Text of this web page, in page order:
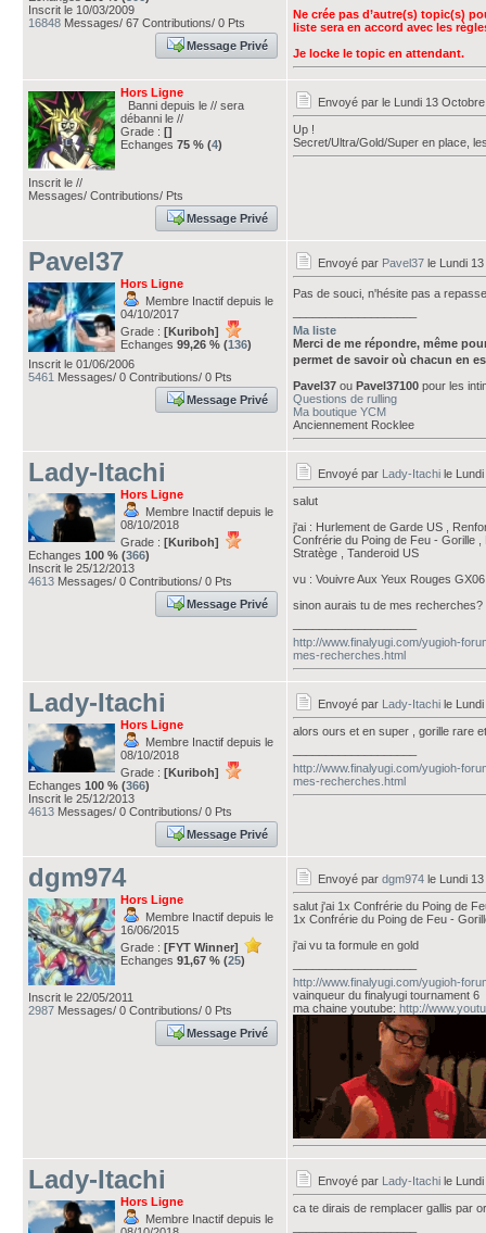
Inscrit le 10/03/2009
16848 Messages/ 67 Contributions/ 0 Pts
Message Privé
Ne crée pas d’autre(s) topic(s)
liste sera en accord avec les
Je locke le topic en attendant.
Hors Ligne
Banni depuis le // sera
débanni le //
Grade : []
Echanges 75 % (4)
Inscrit le //
Messages/ Contributions/ Pts
Message Privé
Envoyé par le Lundi 13
Up !
Secret/Ultra/Gold/Super en place,
Pavel37
Hors Ligne
Membre Inactif depuis le
04/10/2017
Grade : [Kuriboh]
Echanges 99,26 % (136)
Inscrit le 01/06/2006
5461 Messages/ 0 Contributions/ 0 Pts
Message Privé
Envoyé par Pavel37 le Lundi
Pas de souci, n'hésite pas a
Ma liste
Merci de me répondre, même
permet de savoir où chacun en
Pavel37 ou Pavel37100 pour les
Questions de rulling
Ma boutique YCM
Anciennement Rocklee
Lady-Itachi
Hors Ligne
Membre Inactif depuis le
08/10/2018
Grade : [Kuriboh]
Echanges 100 % (366)
Inscrit le 25/12/2013
4613 Messages/ 0 Contributions/ 0 Pts
Message Privé
Envoyé par Lady-Itachi le
salut
j'ai : Hurlement de Garde US ,
Confrérie du Poing de Feu - Gorille
Stratège , Tanderoid US
vu : Vouivre Aux Yeux Rouges
sinon aurais tu de mes recherches?
http://www.finalyugi.com/yugioh-
mes-recherches.html
Lady-Itachi
Hors Ligne
Membre Inactif depuis le
08/10/2018
Grade : [Kuriboh]
Echanges 100 % (366)
Inscrit le 25/12/2013
4613 Messages/ 0 Contributions/ 0 Pts
Message Privé
Envoyé par Lady-Itachi le
alors ours et en super , gorille rare
http://www.finalyugi.com/yugioh-
mes-recherches.html
dgm974
Hors Ligne
Membre Inactif depuis le
16/06/2015
Grade : [FYT Winner]
Echanges 91,67 % (25)
Inscrit le 22/05/2011
2987 Messages/ 0 Contributions/ 0 Pts
Message Privé
Envoyé par dgm974 le Lundi
salut j'ai 1x Confrérie du Poing de
1x Confrérie du Poing de Feu -
j'ai vu ta formule en gold
http://www.finalyugi.com/yugioh-
vainqueur du finalyugi tournament 6
ma chaine youtube: http://
Lady-Itachi
Hors Ligne
Membre Inactif depuis le
Envoyé par Lady-Itachi le
ca te dirais de remplacer gallis par